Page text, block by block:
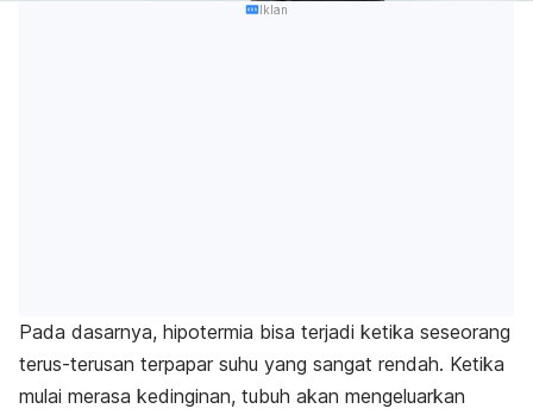
Iklan
Pada dasarnya, hipotermia bisa terjadi ketika seseorang
terus-terusan terpapar suhu yang sangat rendah. Ketika
mulai merasa kedinginan, tubuh akan mengeluarkan